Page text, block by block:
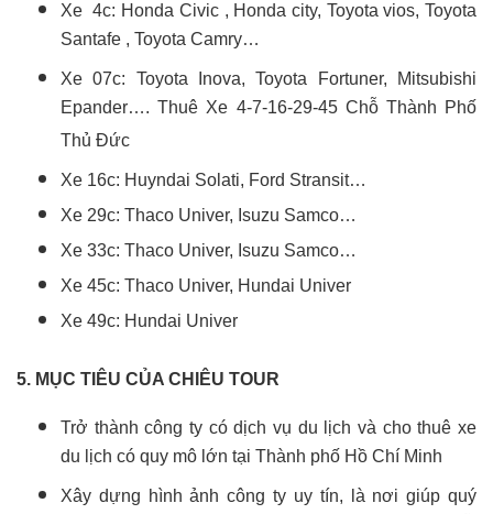
Xe 4c: Honda Civic , Honda city, Toyota vios, Toyota
Santafe , Toyota Camry…
Xe 07c: Toyota Inova, Toyota Fortuner, Mitsubishi
Epander…. Thuê Xe 4-7-16-29-45 Chỗ Thành Phố
Thủ Đức
Xe 16c: Huyndai Solati, Ford Stransit…
Xe 29c: Thaco Univer, Isuzu Samco…
Xe 33c: Thaco Univer, Isuzu Samco…
Xe 45c: Thaco Univer, Hundai Univer
Xe 49c: Hundai Univer
5. MỤC TIÊU CỦA CHIÊU TOUR
Trở thành công ty có dịch vụ du lịch và cho thuê xe
du lịch có quy mô lớn tại Thành phố Hồ Chí Minh
Xây dựng hình ảnh công ty uy tín, là nơi giúp quý